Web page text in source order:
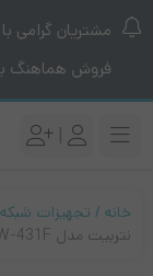
مشتریان گرامی
فروش هماهنگ
|
خانه تجهیزات شبکه
نتربیت مدل NW-431F